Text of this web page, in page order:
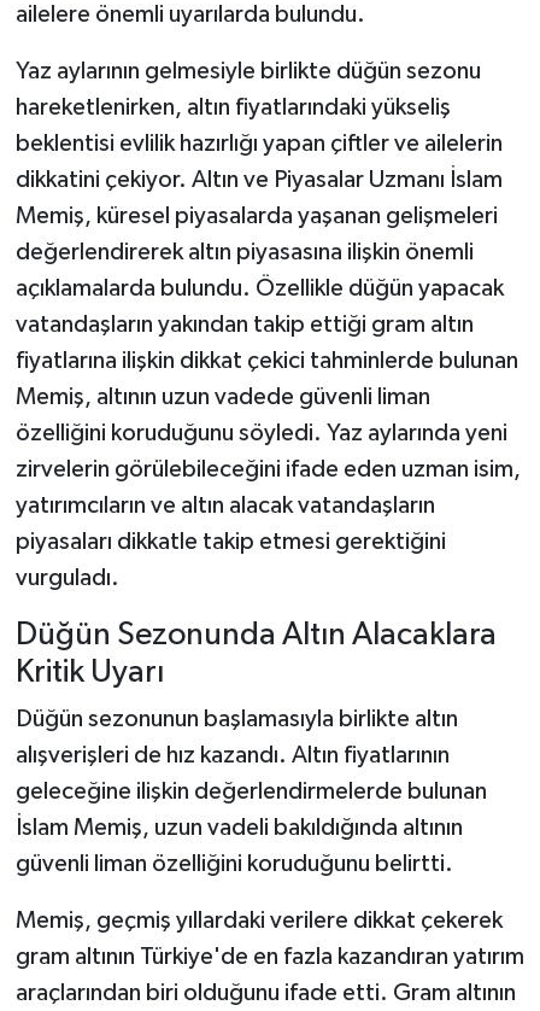
ailelere önemli uyarılarda bulundu.
Yaz aylarının gelmesiyle birlikte düğün sezonu
hareketlenirken, altın fiyatlarındaki yükseliş
beklentisi evlilik hazırlığı yapan çiftler ve ailelerin
dikkatini çekiyor. Altın ve Piyasalar Uzmanı İslam
Memiş, küresel piyasalarda yaşanan gelişmeleri
değerlendirerek altın piyasasına ilişkin önemli
açıklamalarda bulundu. Özellikle düğün yapacak
vatandaşların yakından takip ettiği gram altın
fiyatlarına ilişkin dikkat çekici tahminlerde bulunan
Memiş, altının uzun vadede güvenli liman
özelliğini koruduğunu söyledi. Yaz aylarında yeni
zirvelerin görülebileceğini ifade eden uzman isim,
yatırımcıların ve altın alacak vatandaşların
piyasaları dikkatle takip etmesi gerektiğini
vurguladı.
Düğün Sezonunda Altın Alacaklara
Kritik Uyarı
Düğün sezonunun başlamasıyla birlikte altın
alışverişleri de hız kazandı. Altın fiyatlarının
geleceğine ilişkin değerlendirmelerde bulunan
İslam Memiş, uzun vadeli bakıldığında altının
güvenli liman özelliğini koruduğunu belirtti.
Memiş, geçmiş yıllardaki verilere dikkat çekerek
gram altının Türkiye'de en fazla kazandıran yatırım
araçlarından biri olduğunu ifade etti. Gram altının